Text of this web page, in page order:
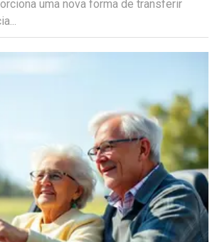
uma nova forma de transferir